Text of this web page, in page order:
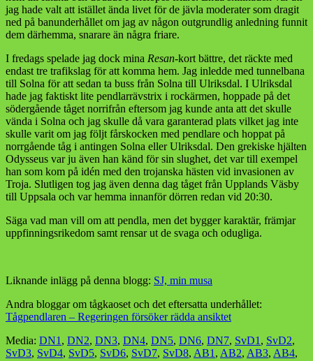
jag hade valt att istället ända livet för de jävla moderater som dragit
ned på banunderhållet om jag av någon outgrundlig anledning funnit
dem därhemma, snarare än några friare.
I fredags spelade jag dock mina Resan-kort bättre, det räckte med
endast tre trafikslag för att komma hem. Jag inledde med tunnelbana
till Solna för att sedan ta buss från Solna till Ulriksdal. I Ulriksdal
hade jag faktiskt lite pendlarrävstrix i rockärmen, hoppade på det
södergående tåget norrifrån eftersom jag kunde anta att det skulle
vända i Solna och jag skulle då vara garanterad plats vilket jag inte
skulle varit om jag följt fårskocken med pendlare och hoppat på
norrgående tåg i antingen Solna eller Ulriksdal. Den grekiske hjälten
Odysseus var ju även han känd för sin slughet, det var till exempel
han som kom på idén med den trojanska hästen vid invasionen av
Troja. Slutligen tog jag även denna dag tåget från Upplands Väsby
till Uppsala och var hemma innanför dörren redan vid 20:30.
Säga vad man vill om att pendla, men det bygger karaktär, främjar
uppfinningsrikedom samt rensar ut de svaga och odugliga.
Liknande inlägg på denna blogg: SJ, min musa
Andra bloggar om tågkaoset och det eftersatta underhållet:
Tågpendlaren – Regeringen försöker rädda ansiktet
Media: DN1 , DN2, DN3, DN4, DN5, DN6, DN7, SvD1 , SvD2,
SvD3, SvD4, SvD5, SvD6, SvD7, SvD8, AB1 , AB2, AB3, AB4,